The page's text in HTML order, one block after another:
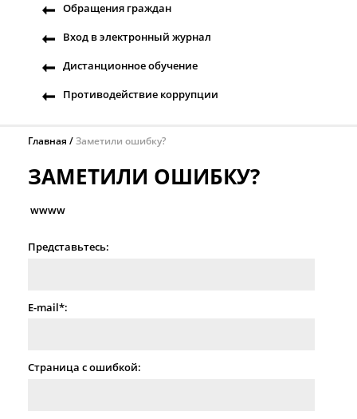
Обращения граждан
Вход в электронный журнал
Дистанционное обучение
Противодействие коррупции
Главная Заметили ошибку?
ЗАМЕТИЛИ ОШИБКУ?
wwww
Представьтесь:
E-mail*:
Страница с ошибкой: